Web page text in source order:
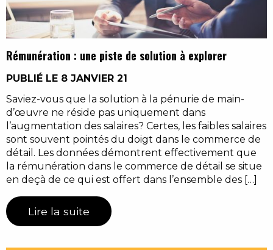
Rémunération : une piste de solution à explorer
PUBLIÉ LE 8 JANVIER 21
Saviez-vous que la solution à la pénurie de main-
d’œuvre ne réside pas uniquement dans
l’augmentation des salaires? Certes, les faibles salaires
sont souvent pointés du doigt dans le commerce de
détail. Les données démontrent effectivement que
la rémunération dans le commerce de détail se situe
en deçà de ce qui est offert dans l’ensemble des […]
Lire la suite